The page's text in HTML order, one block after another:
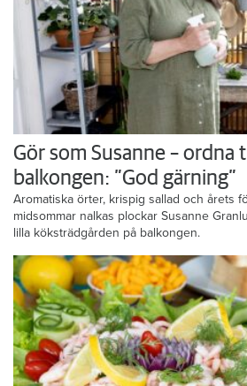
Gör som Susanne – ordna
balkongen: ”God gärning”
Aromatiska örter, krispig sallad och årets
midsommar nalkas plockar Susanne
lilla köksträdgården på balkongen.